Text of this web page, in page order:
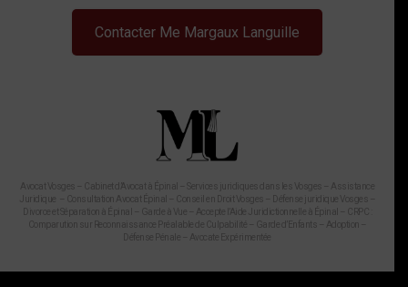
Contacter Me Margaux Languille
Avocat Vosges – Cabinet d’Avocat à Épinal – Services juridiques dans les Vosges – Assistance
Juridique – Consultation Avocat Épinal – Conseil en Droit Vosges – Défense juridique Vosges –
Divorce et Séparation à Épinal – Garde à Vue – Accepte l’Aide Juridictionnelle à Épinal – CRPC :
Comparution sur Reconnaissance Préalable de Culpabilité – Garde d’Enfants – Adoption –
Défense Pénale – Avocate Expérimentée